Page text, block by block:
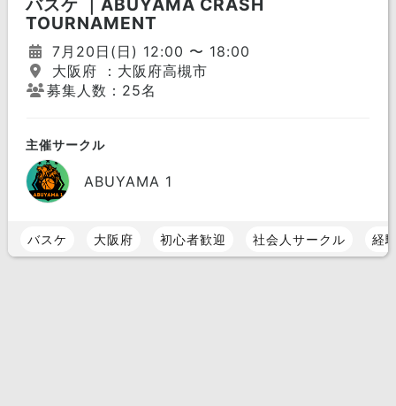
バスケ ｜ABUYAMA CRASH
TOURNAMENT
7月20日(日) 12:00 〜 18:00
大阪府 ：大阪府高槻市
募集人数：25名
主催サークル
ABUYAMA 1
バスケ 大阪府 初心者歓迎 社会人サークル 経